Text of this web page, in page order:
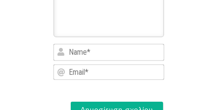
Name*
Email*